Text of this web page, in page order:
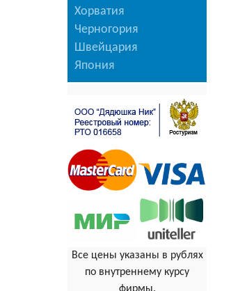
Хорватия
Черногория
Швейцария
Япония
Все цены указаны в рублях
по внутреннему курсу